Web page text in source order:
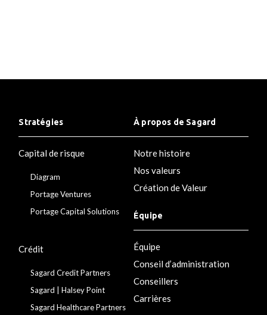
Stratégies
Capital de risque
Diagram
Portage Ventures
Portage Capital Solutions
Crédit
Sagard Credit Partners
Sagard | Halsey Point
Sagard Healthcare Partners
À propos de Sagard
Notre histoire
Nos valeurs
Création de Valeur
Équipe
Équipe
Conseil d’administration
Conseillers
Carrières